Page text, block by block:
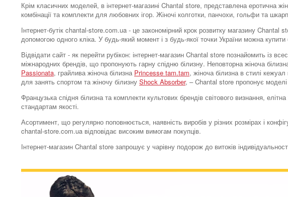
Крім класичних моделей, в інтернет-магазині Chantal store, представлена ​​еротична
комбінації та комплекти для любовних ігор. Жіночі колготки, панчохи, гольфи та
Інтернет-бутік chantal-store.com.ua - це закономірний крок розвитку магазину
допомогою одного кліка. У будь-який момент і з будь-якої точки України можна
Відвідати сайт - як перейти рубікон: інтернет-магазин Chantal store познайомить
міжнародних брендів, що пропонують гарну спідню білизну. Неповторна жіноча
Passionata, грайлива жіноча білизна Princesse tam.tam, жіноча білизна в стилі кежуал
для занять спортом та жіночу білизну Shock Absorber, – Chantal store пропонує
Французька спідня білизна та комплекти культових брендів світового визнання,
стандартам якості.
Асортимент, що регулярно поповнюється, наявність виробів у різних розмірах і
chantal-store.com.ua відповідає високим вимогам покупців.
Інтернет-магазин Chantal store запрошує у чарівну подорож до витоків